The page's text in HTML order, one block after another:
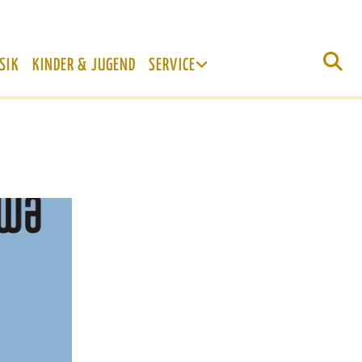
KINDER & JUGEND SERVICE